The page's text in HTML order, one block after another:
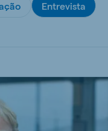
Entrevista